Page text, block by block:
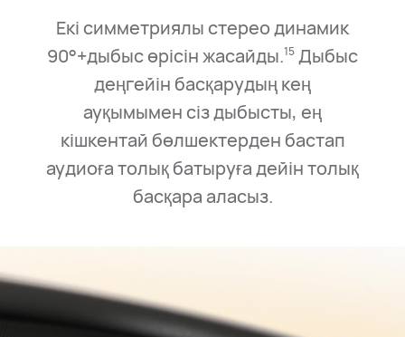
Екі симметриялы стерео динамик
90°+дыбыс өрісін жасайды.15 Дыбыс
деңгейін басқарудың кең
ауқымымен сіз дыбысты, ең
кішкентай бөлшектерден бастап
аудиоға толық батыруға дейін толық
басқара аласыз.